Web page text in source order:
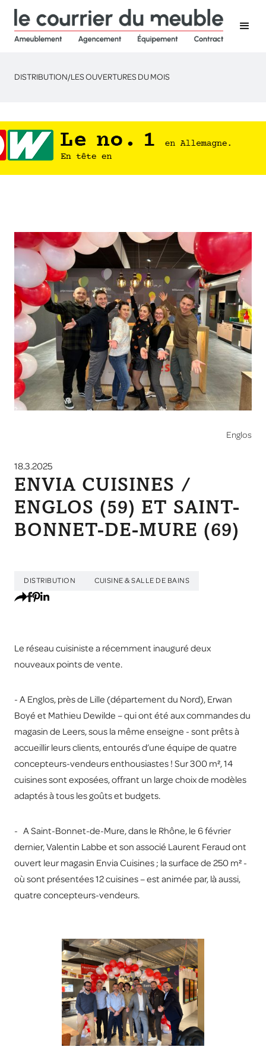
DISTRIBUTION/LES OUVERTURES DU MOIS
Englos
18.3.2025
ENVIA CUISINES /
ENGLOS (59) ET SAINT-
BONNET-DE-MURE (69)
DISTRIBUTION CUISINE & SALLE DE BAINS
Le réseau cuisiniste a récemment inauguré deux
nouveaux points de vente.
- A Englos, près de Lille (département du Nord), Erwan
Boyé et Mathieu Dewilde – qui ont été aux commandes du
magasin de Leers, sous la même enseigne - sont prêts à
accueillir leurs clients, entourés d’une équipe de quatre
concepteurs-vendeurs enthousiastes ! Sur 300 m², 14
cuisines sont exposées, offrant un large choix de modèles
adaptés à tous les goûts et budgets.
- A Saint-Bonnet-de-Mure, dans le Rhône, le 6 février
dernier, Valentin Labbe et son associé Laurent Feraud ont
ouvert leur magasin Envia Cuisines ; la surface de 250 m² -
où sont présentées 12 cuisines – est animée par, là aussi,
quatre concepteurs-vendeurs.